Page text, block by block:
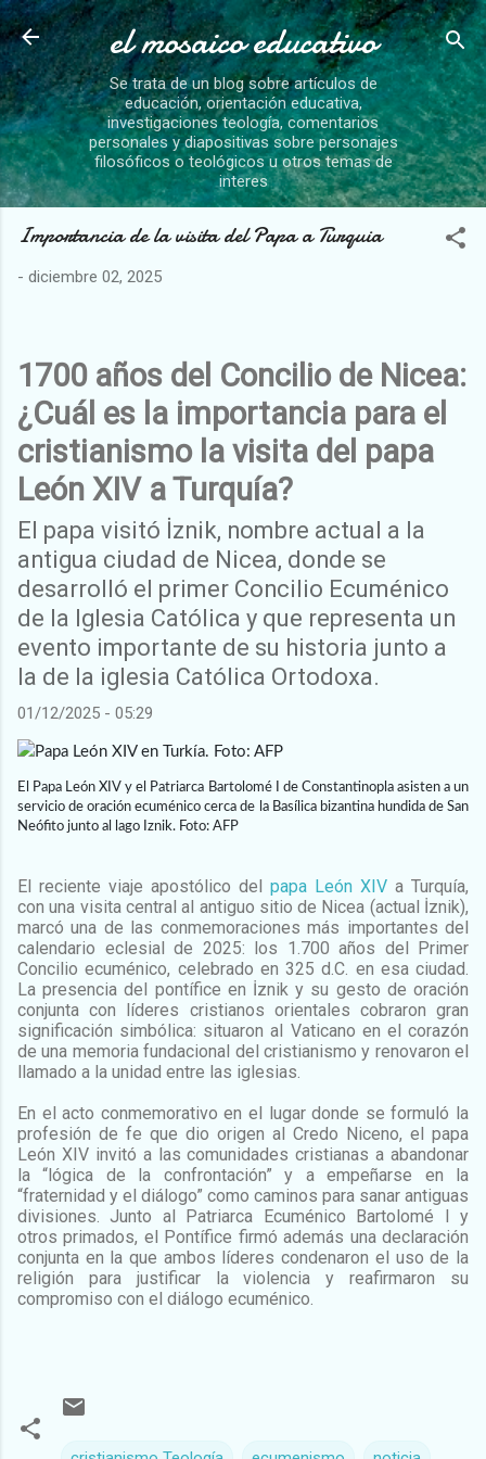
Ir al contenido principal
el mosaico educativo
Se trata de un blog sobre artículos de
educación, orientación educativa,
investigaciones teología, comentarios
personales y diapositivas sobre personajes
filosóficos o teológicos u otros temas de
interes
Importancia de la visita del Papa a Turquia
- diciembre 02, 2025
1700 años del Concilio de Nicea:
¿Cuál es la importancia para el
cristianismo la visita del papa
León XIV a Turquía?
El papa visitó İznik, nombre actual a la
antigua ciudad de Nicea, donde se
desarrolló el primer Concilio Ecuménico
de la Iglesia Católica y que representa un
evento importante de su historia junto a
la de la iglesia Católica Ortodoxa.
01/12/2025 - 05:29
El Papa León XIV y el Patriarca Bartolomé I de Constantinopla asisten a un
servicio de oración ecuménico cerca de la Basílica bizantina hundida de San
Neófito junto al lago Iznik. Foto: AFP
El reciente viaje apostólico del papa León XIV a Turquía,
con una visita central al antiguo sitio de Nicea (actual İznik),
marcó una de las conmemoraciones más importantes del
calendario eclesial de 2025: los 1.700 años del Primer
Concilio ecuménico, celebrado en 325 d.C. en esa ciudad.
La presencia del pontífice en İznik y su gesto de oración
conjunta con líderes cristianos orientales cobraron gran
significación simbólica: situaron al Vaticano en el corazón
de una memoria fundacional del cristianismo y renovaron el
llamado a la unidad entre las iglesias.
En el acto conmemorativo en el lugar donde se formuló la
profesión de fe que dio origen al Credo Niceno, el papa
León XIV invitó a las comunidades cristianas a abandonar
la “lógica de la confrontación” y a empeñarse en la
“fraternidad y el diálogo” como caminos para sanar antiguas
divisiones. Junto al Patriarca Ecuménico Bartolomé I y
otros primados, el Pontífice firmó además una declaración
conjunta en la que ambos líderes condenaron el uso de la
religión para justificar la violencia y reafirmaron su
compromiso con el diálogo ecuménico.